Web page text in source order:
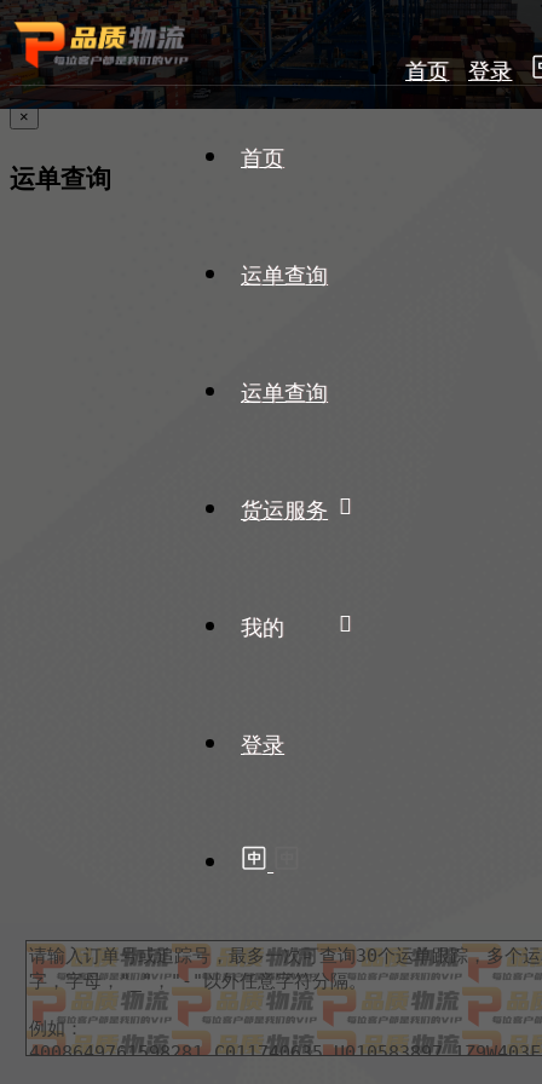
首页 登录
首页
运单查询
运单查询
货运服务
我的
登录
×
运单查询